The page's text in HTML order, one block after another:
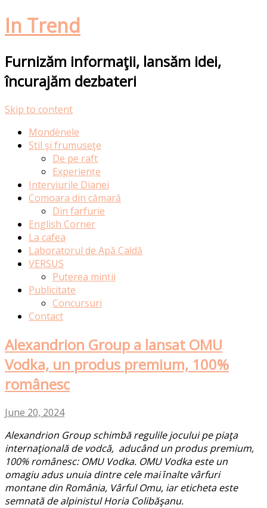
In Trend
Furnizăm informaţii, lansăm idei,
încurajăm dezbateri
Skip to content
Mondènele
Stil şi frumuseţe
De pe raft
Experiențe
Interviurile Dianei
Comoara din cămară
Din farfurie
English Corner
La cafea
Laboratorul de Apă Caldă
VERSUS
Puterea minții
Publicitate
Concursuri
Contact
Alexandrion Group a lansat OMU
Vodka, un produs premium, 100%
românesc
June 20, 2024
Alexandrion Group schimbă regulile jocului pe piaţa
internaţională de vodcă, aducând un produs premium,
100% românesc: OMU Vodka. OMU Vodka este un
omagiu adus unuia dintre cele mai ȋnalte vârfuri
montane din România, Vârful Omu, iar eticheta este
semnată de alpinistul Horia Colibăşanu.